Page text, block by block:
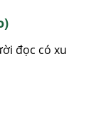
đọc có xu